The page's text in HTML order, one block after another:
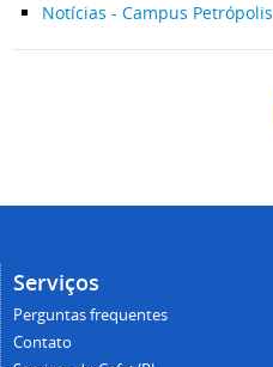
Notícias - Campus Petrópolis
Serviços
Perguntas frequentes
Contato